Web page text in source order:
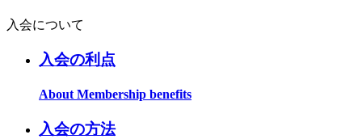
入会について
入会の利点
About Membership benefits
入会の方法